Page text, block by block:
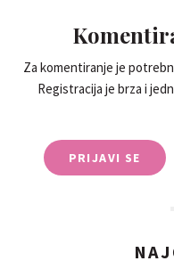
Za komentiranje je
Registracija je brza i
PRIJAVI SE